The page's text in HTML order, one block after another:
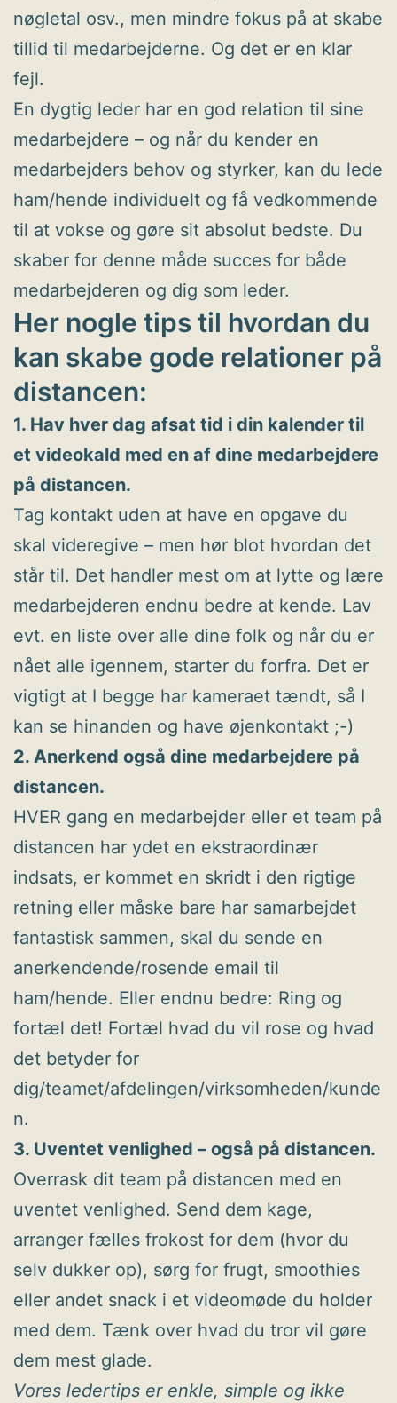
nøgletal osv., men mindre fokus på at skabe
tillid til medarbejderne. Og det er en klar
fejl.
En dygtig leder har en god relation til sine
medarbejdere – og når du kender en
medarbejders behov og styrker, kan du lede
ham/hende individuelt og få vedkommende
til at vokse og gøre sit absolut bedste. Du
skaber for denne måde succes for både
medarbejderen og dig som leder.
Her nogle tips til hvordan du
kan skabe gode relationer på
distancen:
1. Hav hver dag afsat tid i din kalender til
et videokald med en af dine medarbejdere
på distancen.
Tag kontakt uden at have en opgave du
skal videregive – men hør blot hvordan det
står til. Det handler mest om at lytte og lære
medarbejderen endnu bedre at kende. Lav
evt. en liste over alle dine folk og når du er
nået alle igennem, starter du forfra. Det er
vigtigt at I begge har kameraet tændt, så I
kan se hinanden og have øjenkontakt ;-)
2. Anerkend også dine medarbejdere på
distancen.
HVER gang en medarbejder eller et team på
distancen har ydet en ekstraordinær
indsats, er kommet en skridt i den rigtige
retning eller måske bare har samarbejdet
fantastisk sammen, skal du sende en
anerkendende/rosende email til
ham/hende. Eller endnu bedre: Ring og
fortæl det! Fortæl hvad du vil rose og hvad
det betyder for
dig/teamet/afdelingen/virksomheden/kunde
n.
3. Uventet venlighed – også på distancen.
Overrask dit team på distancen med en
uventet venlighed. Send dem kage,
arranger fælles frokost for dem (hvor du
selv dukker op), sørg for frugt, smoothies
eller andet snack i et videomøde du holder
med dem. Tænk over hvad du tror vil gøre
dem mest glade.
Vores ledertips er enkle, simple og ikke